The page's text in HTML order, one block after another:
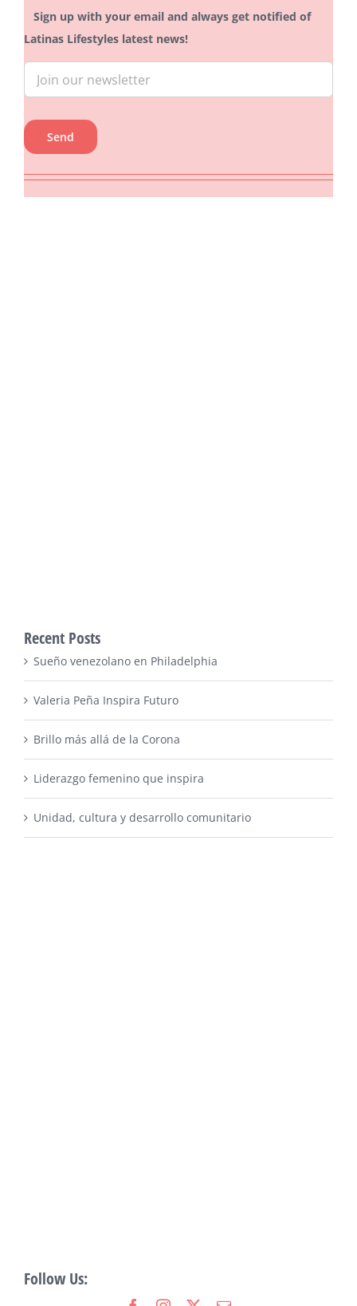
Sign up with your email and always get notified of
Latinas Lifestyles latest news!
Recent Posts
Sueño venezolano en Philadelphia
Valeria Peña Inspira Futuro
Brillo más allá de la Corona
Liderazgo femenino que inspira
Unidad, cultura y desarrollo comunitario
Follow Us: